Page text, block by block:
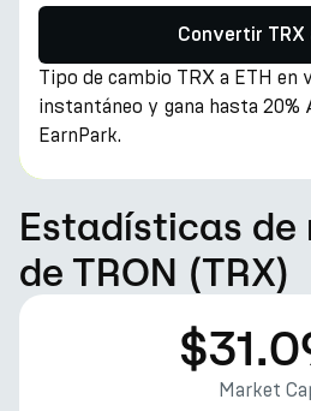
Convertir TRX
Tipo de cambio TRX a ETH en
instantáneo y gana hasta
EarnPark.
Estadísticas de
de TRON (TRX)
Market